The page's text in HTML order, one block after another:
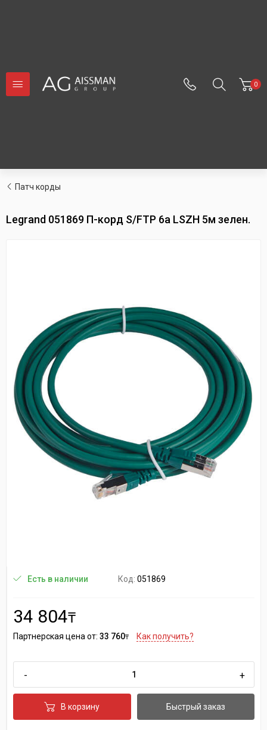
0
Патч корды
Legrand 051869 П-корд S/FTP 6а LSZH 5м зелен.
Есть в наличии Код: 051869
34 804₸
Партнерская цена от: 33 760₸ Как получить?
- +
В корзину Быстрый заказ